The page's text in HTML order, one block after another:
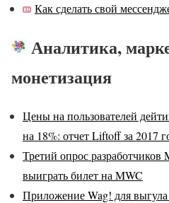
Как сделать свой
Аналитика,
монетизация
Цены на пользователей
на 18%: отчет Liftoff за 2017
Третий опрос
выиграть билет на MWC
Приложение Wag! для